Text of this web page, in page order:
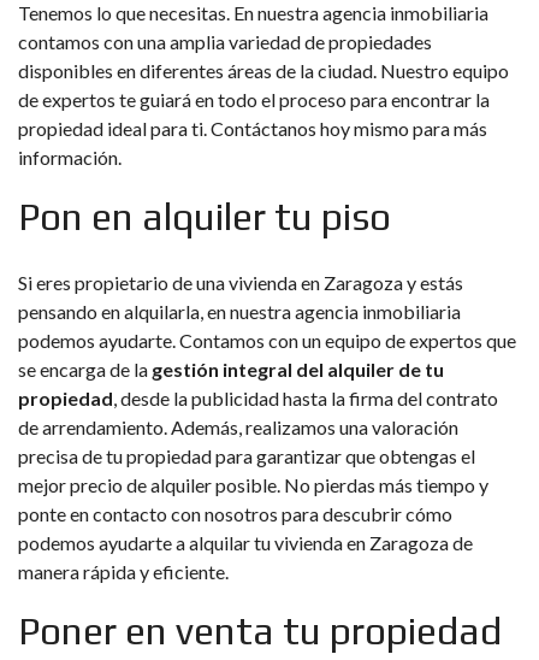
Tenemos lo que necesitas. En nuestra agencia inmobiliaria
contamos con una amplia variedad de propiedades
disponibles en diferentes áreas de la ciudad. Nuestro equipo
de expertos te guiará en todo el proceso para encontrar la
propiedad ideal para ti. Contáctanos hoy mismo para más
información.
Pon en alquiler tu piso
Si eres propietario de una vivienda en Zaragoza y estás
pensando en alquilarla, en nuestra agencia inmobiliaria
podemos ayudarte. Contamos con un equipo de expertos que
se encarga de la gestión integral del alquiler de tu
propiedad, desde la publicidad hasta la firma del contrato
de arrendamiento. Además, realizamos una valoración
precisa de tu propiedad para garantizar que obtengas el
mejor precio de alquiler posible. No pierdas más tiempo y
ponte en contacto con nosotros para descubrir cómo
podemos ayudarte a alquilar tu vivienda en Zaragoza de
manera rápida y eficiente.
Poner en venta tu propiedad